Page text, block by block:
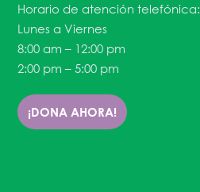
Horario de atención telefónica:
Lunes a Viernes
8:00 am – 12:00 pm
2:00 pm – 5:00 pm
¡DONA AHORA!